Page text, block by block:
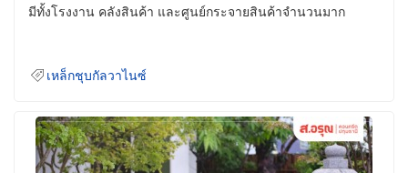
มีทั้งโรงงาน คลังสินค้า และศูนย์กระจายสินค้าจำนวนมาก
เหล็กชุบกัลวาไนซ์